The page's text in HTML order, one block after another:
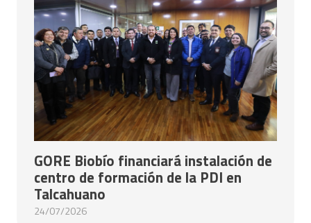
GORE Biobío financiará instalación de
centro de formación de la PDI en
Talcahuano
24/07/2026